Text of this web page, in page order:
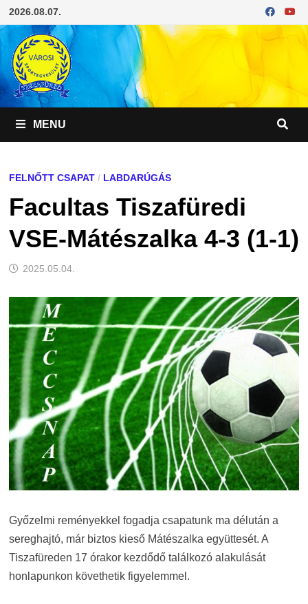
Skip
to
content
2026.08.07.
MENU
FELNŐTT CSAPAT/ LABDARÚGÁS
Facultas Tiszafüredi
VSE-Mátészalka 4-3 (1-1)
2025.05.04.
Győzelmi reményekkel fogadja csapatunk ma délután a
sereghajtó, már biztos kieső Mátészalka együttesét. A
Tiszafüreden 17 órakor kezdődő találkozó alakulását
honlapunkon követhetik figyelemmel.